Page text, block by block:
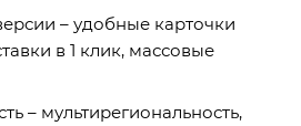
– удобные карточки
в 1 клик, массовые
– мультирегиональность,